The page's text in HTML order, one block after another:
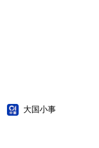
大国小事